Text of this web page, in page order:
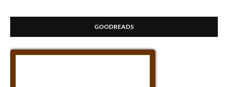
GOODREADS